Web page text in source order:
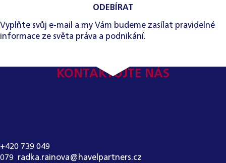
ODEBÍRAT
Vyplňte svůj e-mail a my Vám budeme zasílat pravidelné
informace ze světa práva a podnikání.
KONTAKTUJTE NÁS
+420 739 049
079 radka.rainova@havelpartners.cz